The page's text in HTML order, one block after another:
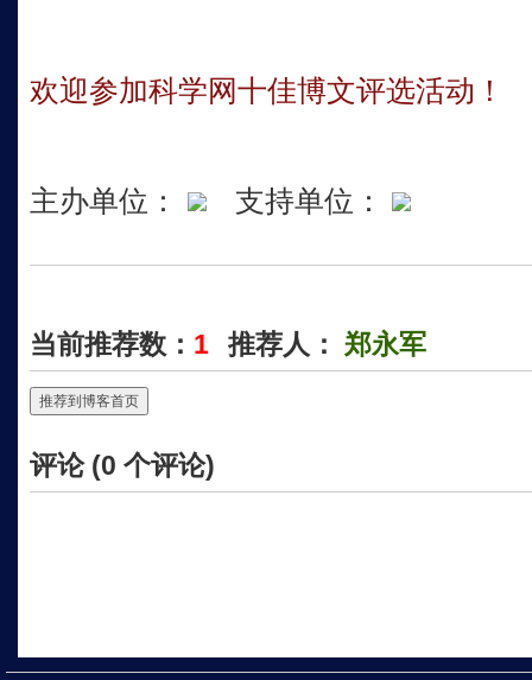
欢迎参加科学网十佳博文评选活动！
主办单位： 支持单位：
当前推荐数： 1 推荐人： 郑永军
推荐到博客首页
评论 (0 个评论)